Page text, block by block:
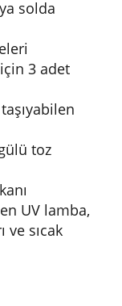
solda
3 adet
toz
UV lamba,
ve sıcak